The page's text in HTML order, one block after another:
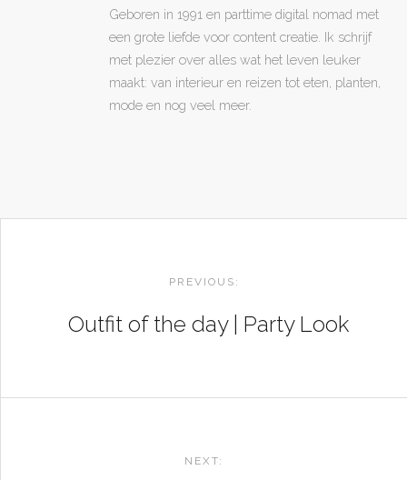
Geboren in 1991 en parttime digital nomad met
een grote liefde voor content creatie. Ik schrijf
met plezier over alles wat het leven leuker
maakt: van interieur en reizen tot eten, planten,
mode en nog veel meer.
NAVIGATION
PREVIOUS:
Outfit of the day | Party Look
NEXT: